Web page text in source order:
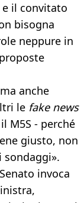
il convitato
bisogna
neppure in
anche
le fake news
M5S - perché
giusto, non
invoca